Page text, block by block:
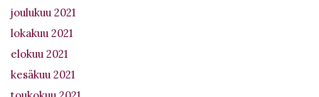
joulukuu 2021
lokakuu 2021
elokuu 2021
kesäkuu 2021